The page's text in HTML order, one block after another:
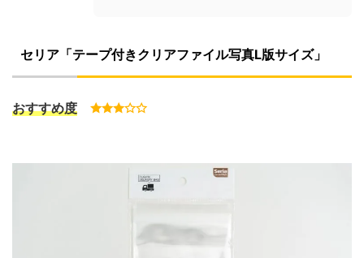
セリア「テープ付きクリアファイル写真L版サイズ」
おすすめ度